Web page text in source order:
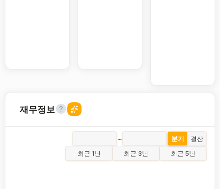
재무정보
~ 분기
결산
최근 1년
최근 3년 최근 5년